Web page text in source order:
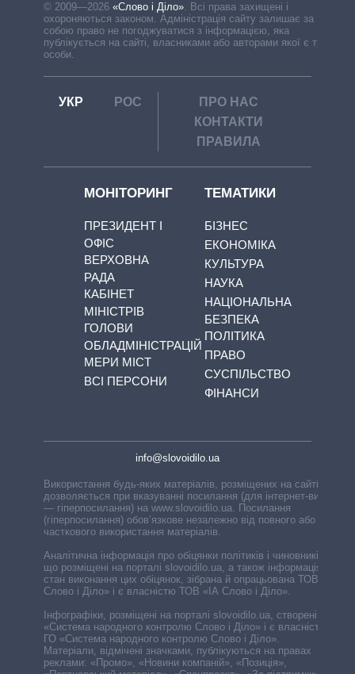
© 2009—2026 «Слово і Діло». Всі права захищені і
охороняються законом. Адміністрація сайту залишає за
собою право не погоджуватися з інформацією, яка
публікується на сайті, власниками або авторами якої є треті
особи.
УКР РОС
ПРО НАС
КОНТАКТИ
ПРАВИЛА
МОНІТОРИНГ
ПРЕЗИДЕНТ І
ОФІС
ВЕРХОВНА
РАДА
КАБІНЕТ
МІНІСТРІВ
ГОЛОВИ
ОБЛАДМІНІСТРАЦІЙ
МЕРИ МІСТ
ВСІ ПЕРСОНИ
ТЕМАТИКИ
БІЗНЕС
ЕКОНОМІКА
КУЛЬТУРА
НАУКА
НАЦІОНАЛЬНА
БЕЗПЕКА
ПОЛІТИКА
ПРАВО
СУСПІЛЬСТВО
ФІНАНСИ
info@slovoidilo.ua
Використання будь-яких матеріалів, розміщених на сайті,
дозволяється при вказуванні посилання (для інтернет-видань
— гіперпосилання) на www.slovoidilo.ua. Посилання
(гіперпосилання) обов’язкове незалежно від повного або
часткового використання матеріалів.
Аналітична інформація про обіцянки політиків і чиновників,
що розміщені на порталі slovoidilo.ua, а також інформація про
стан виконання цих обіцянок, зібрана й опрацьована ТОВ «ІА
Слово і Діло» і є власністю ТОВ «ІА Слово і Діло».
Інфографіки, розміщені на порталі slovoidilo.ua, створені ГО
«Система народного контролю Слово і Діло» і є власністю
ГО «Система народного контролю Слово і Діло».
Матеріали, відмічені значками, публікуються на правах
реклами: «Промо», «Новини компаній», «Позиція»,